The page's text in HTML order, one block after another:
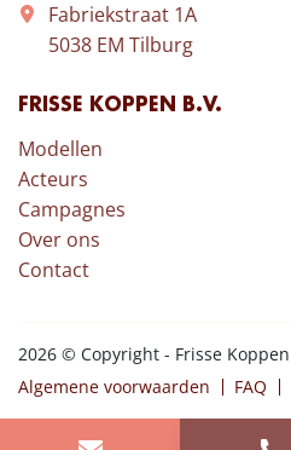
Fabriekstraat 1A
5038 EM Tilburg
FRISSE KOPPEN B.V.
Modellen
Acteurs
Campagnes
Over ons
Contact
2026 © Copyright - Frisse Koppen
Algemene voorwaarden
FAQ